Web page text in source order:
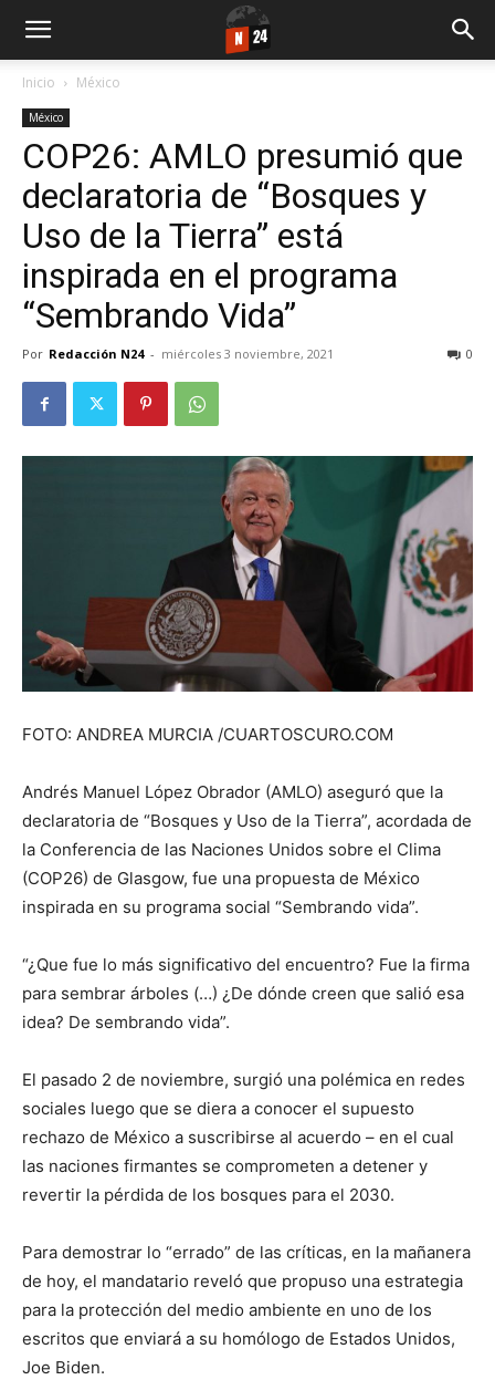
Inicio México
México
COP26: AMLO presumió que
declaratoria de “Bosques y
Uso de la Tierra” está
inspirada en el programa
“Sembrando Vida”
Por Redacción N24 - miércoles 3 noviembre, 2021 0
FOTO: ANDREA MURCIA /CUARTOSCURO.COM
Andrés Manuel López Obrador (AMLO) aseguró que la
declaratoria de “Bosques y Uso de la Tierra”, acordada de
la Conferencia de las Naciones Unidos sobre el Clima
(COP26) de Glasgow, fue una propuesta de México
inspirada en su programa social “Sembrando vida”.
“¿Que fue lo más significativo del encuentro? Fue la firma
para sembrar árboles (…) ¿De dónde creen que salió esa
idea? De sembrando vida”.
El pasado 2 de noviembre, surgió una polémica en redes
sociales luego que se diera a conocer el supuesto
rechazo de México a suscribirse al acuerdo – en el cual
las naciones firmantes se comprometen a detener y
revertir la pérdida de los bosques para el 2030.
Para demostrar lo “errado” de las críticas, en la mañanera
de hoy, el mandatario reveló que propuso una estrategia
para la protección del medio ambiente en uno de los
escritos que enviará a su homólogo de Estados Unidos,
Joe Biden.